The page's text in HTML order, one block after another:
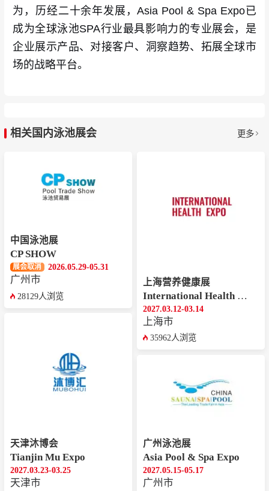
为，历经二十余年发展，Asia Pool & Spa Expo已
成为全球泳池SPA行业最具影响力的专业展会，是
企业展示产品、对接客户、洞察趋势、拓展全球市
场的战略平台。
相关国内泳池展会 更多
中国泳池展
CP SHOW
展会取消 2026.05.29-05.31
广州市
28129人浏览
天津沐博会
Tianjin Mu Expo
2027.03.23-03.25
天津市
上海营养健康展
International Health Expo
2027.03.12-03.14
上海市
35962人浏览
广州泳池展
Asia Pool & Spa Expo
2027.05.15-05.17
广州市